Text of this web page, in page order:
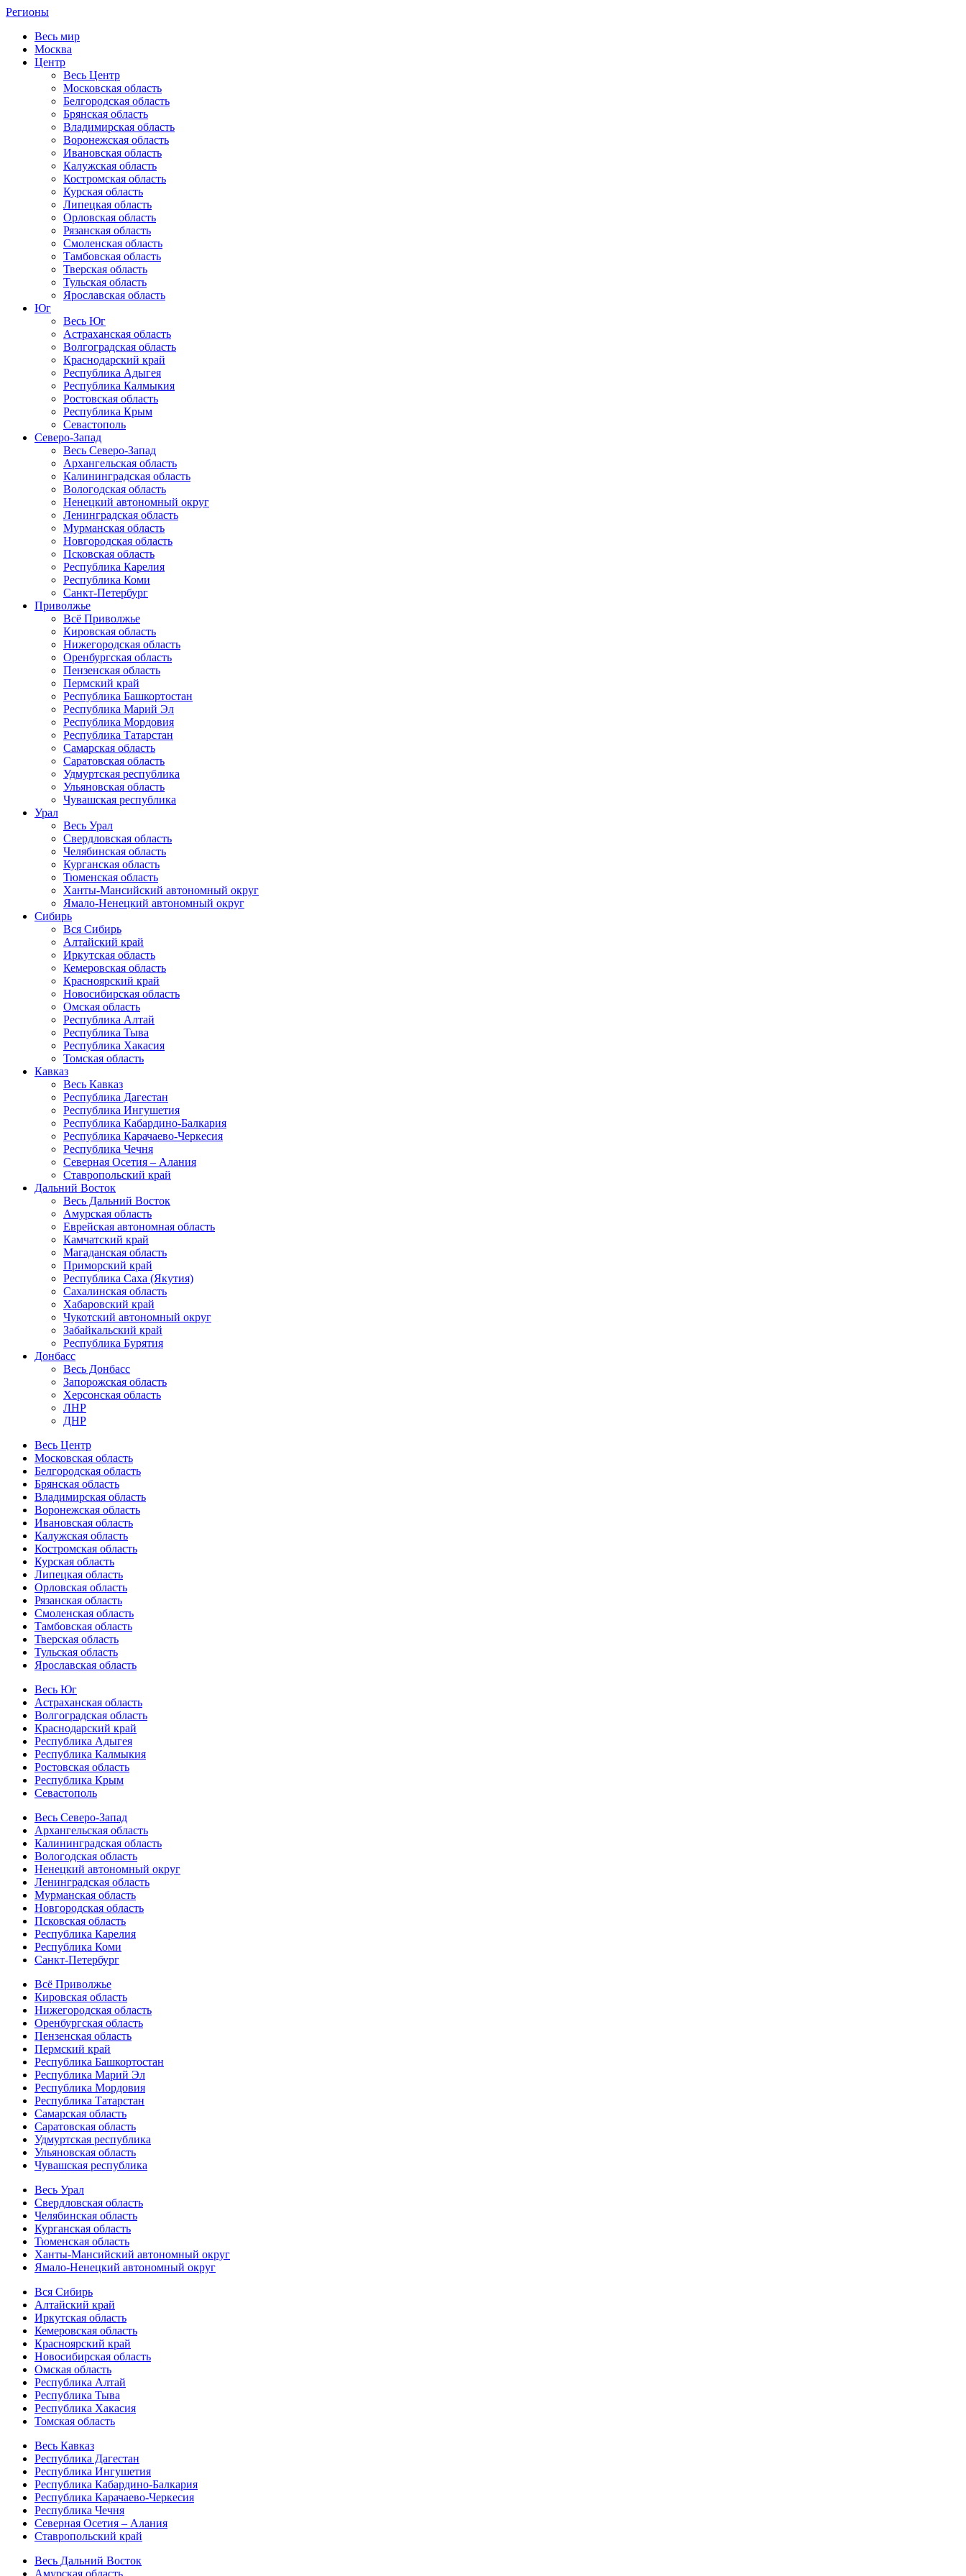
Регионы
Весь мир
Москва
Центр
Весь Центр
Московская область
Белгородская область
Брянская область
Владимирская область
Воронежская область
Ивановская область
Калужская область
Костромская область
Курская область
Липецкая область
Орловская область
Рязанская область
Смоленская область
Тамбовская область
Тверская область
Тульская область
Ярославская область
Юг
Весь Юг
Астраханская область
Волгоградская область
Краснодарский край
Республика Адыгея
Республика Калмыкия
Ростовская область
Республика Крым
Севастополь
Северо-Запад
Весь Северо-Запад
Архангельская область
Калининградская область
Вологодская область
Ненецкий автономный округ
Ленинградская область
Мурманская область
Новгородская область
Псковская область
Республика Карелия
Республика Коми
Санкт-Петербург
Приволжье
Всё Приволжье
Кировская область
Нижегородская область
Оренбургская область
Пензенская область
Пермский край
Республика Башкортостан
Республика Марий Эл
Республика Мордовия
Республика Татарстан
Самарская область
Саратовская область
Удмуртская республика
Ульяновская область
Чувашская республика
Урал
Весь Урал
Свердловская область
Челябинская область
Курганская область
Тюменская область
Ханты-Мансийский автономный округ
Ямало-Ненецкий автономный округ
Сибирь
Вся Сибирь
Алтайский край
Иркутская область
Кемеровская область
Красноярский край
Новосибирская область
Омская область
Республика Алтай
Республика Тыва
Республика Хакасия
Томская область
Кавказ
Весь Кавказ
Республика Дагестан
Республика Ингушетия
Республика Кабардино-Балкария
Республика Карачаево-Черкесия
Республика Чечня
Северная Осетия – Алания
Ставропольский край
Дальний Восток
Весь Дальний Восток
Амурская область
Еврейская автономная область
Камчатский край
Магаданская область
Приморский край
Республика Саха (Якутия)
Сахалинская область
Хабаровский край
Чукотский автономный округ
Забайкальский край
Республика Бурятия
Донбасс
Весь Донбасс
Запорожская область
Херсонская область
ЛНР
ДНР
Весь Центр
Московская область
Белгородская область
Брянская область
Владимирская область
Воронежская область
Ивановская область
Калужская область
Костромская область
Курская область
Липецкая область
Орловская область
Рязанская область
Смоленская область
Тамбовская область
Тверская область
Тульская область
Ярославская область
Весь Юг
Астраханская область
Волгоградская область
Краснодарский край
Республика Адыгея
Республика Калмыкия
Ростовская область
Республика Крым
Севастополь
Весь Северо-Запад
Архангельская область
Калининградская область
Вологодская область
Ненецкий автономный округ
Ленинградская область
Мурманская область
Новгородская область
Псковская область
Республика Карелия
Республика Коми
Санкт-Петербург
Всё Приволжье
Кировская область
Нижегородская область
Оренбургская область
Пензенская область
Пермский край
Республика Башкортостан
Республика Марий Эл
Республика Мордовия
Республика Татарстан
Самарская область
Саратовская область
Удмуртская республика
Ульяновская область
Чувашская республика
Весь Урал
Свердловская область
Челябинская область
Курганская область
Тюменская область
Ханты-Мансийский автономный округ
Ямало-Ненецкий автономный округ
Вся Сибирь
Алтайский край
Иркутская область
Кемеровская область
Красноярский край
Новосибирская область
Омская область
Республика Алтай
Республика Тыва
Республика Хакасия
Томская область
Весь Кавказ
Республика Дагестан
Республика Ингушетия
Республика Кабардино-Балкария
Республика Карачаево-Черкесия
Республика Чечня
Северная Осетия – Алания
Ставропольский край
Весь Дальний Восток
Амурская область